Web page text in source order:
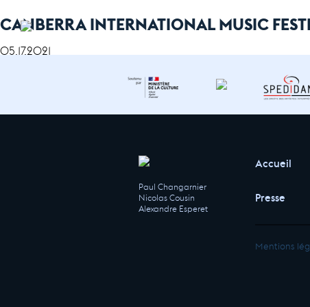
CANBERRA INTERNATIONAL MUSIC
05.17.2021
Paul Changarnier
Nicolas Cousin
Alexandre Esperet
Accueil
Presse
Mentions